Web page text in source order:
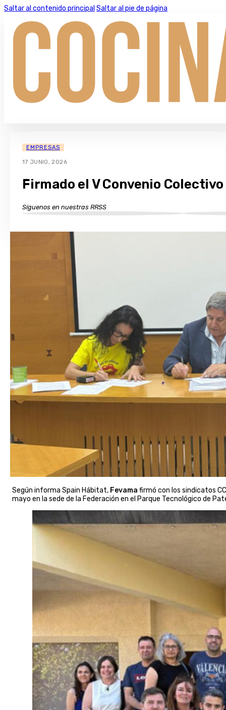
Saltar al contenido principal Saltar al pie de página
EMPRESAS
17 JUNIO, 2026
Firmado el V Convenio
Síguenos en nuestras RRSS
Según informa Spain Hábitat, Fevama firmó con los sindicatos
mayo en la sede de la Federación en el Parque Tecnológico de